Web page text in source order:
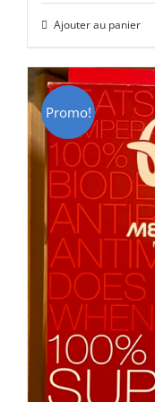
était :
CHF
Ajouter au panier
Promo!